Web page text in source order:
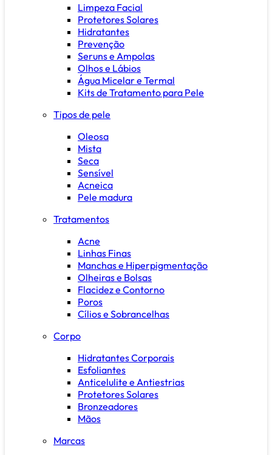
Limpeza Facial
Protetores Solares
Hidratantes
Prevenção
Seruns e Ampolas
Olhos e Lábios
Água Micelar e Termal
Kits de Tratamento para Pele
Tipos de pele
Oleosa
Mista
Seca
Sensível
Acneica
Pele madura
Tratamentos
Acne
Linhas Finas
Manchas e Hiperpigmentação
Olheiras e Bolsas
Flacidez e Contorno
Poros
Cílios e Sobrancelhas
Corpo
Hidratantes Corporais
Esfoliantes
Anticelulite e Antiestrias
Protetores Solares
Bronzeadores
Mãos
Marcas